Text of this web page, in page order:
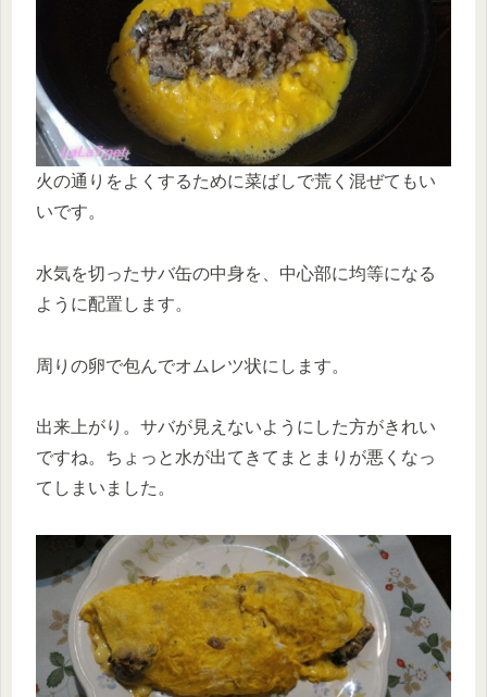
火の通りをよくするために菜ばしで荒く混ぜてもい
いです。
水気を切ったサバ缶の中身を、中心部に均等になる
ように配置します。
周りの卵で包んでオムレツ状にします。
出来上がり。サバが見えないようにした方がきれい
ですね。ちょっと水が出てきてまとまりが悪くなっ
てしまいました。